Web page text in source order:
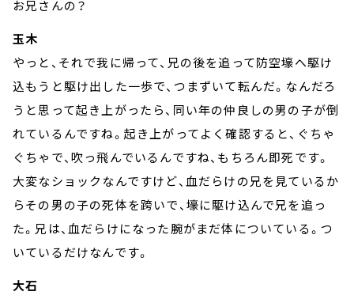
お兄さんの？
玉木
やっと、それで我に帰って、兄の後を追って防空壕へ駆け
込もうと駆け出した一歩で、つまずいて転んだ。なんだろ
うと思って起き上がったら、同い年の仲良しの男の子が倒
れているんですね。起き上がってよく確認すると、ぐちゃ
ぐちゃで、吹っ飛んでいるんですね、もちろん即死です。
大変なショックなんですけど、血だらけの兄を見ているか
らその男の子の死体を跨いで、壕に駆け込んで兄を追っ
た。兄は、血だらけになった腕がまだ体についている。つ
いているだけなんです。
大石